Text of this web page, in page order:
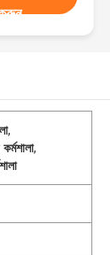
,
,